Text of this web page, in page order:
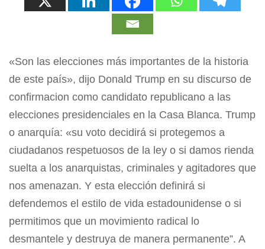
«Son las elecciones más importantes de la historia
de este país», dijo Donald Trump en su discurso de
confirmacion como candidato republicano a las
elecciones presidenciales en la Casa Blanca. Trump
o anarquía: «su voto decidirá si protegemos a
ciudadanos respetuosos de la ley o si damos rienda
suelta a los anarquistas, criminales y agitadores que
nos amenazan. Y esta elección definirá si
defendemos el estilo de vida estadounidense o si
permitimos que un movimiento radical lo
desmantele y destruya de manera permanente”. A